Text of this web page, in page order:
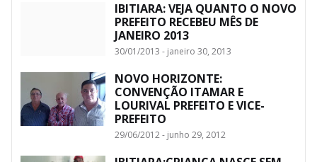
IBITIARA: VEJA QUANTO O NOVO
PREFEITO RECEBEU MÊS DE
JANEIRO 2013
30/01/2013 - janeiro 30, 2013
NOVO HORIZONTE:
CONVENÇÃO ITAMAR E
LOURIVAL PREFEITO E VICE-
PREFEITO
29/06/2012 - junho 29, 2012